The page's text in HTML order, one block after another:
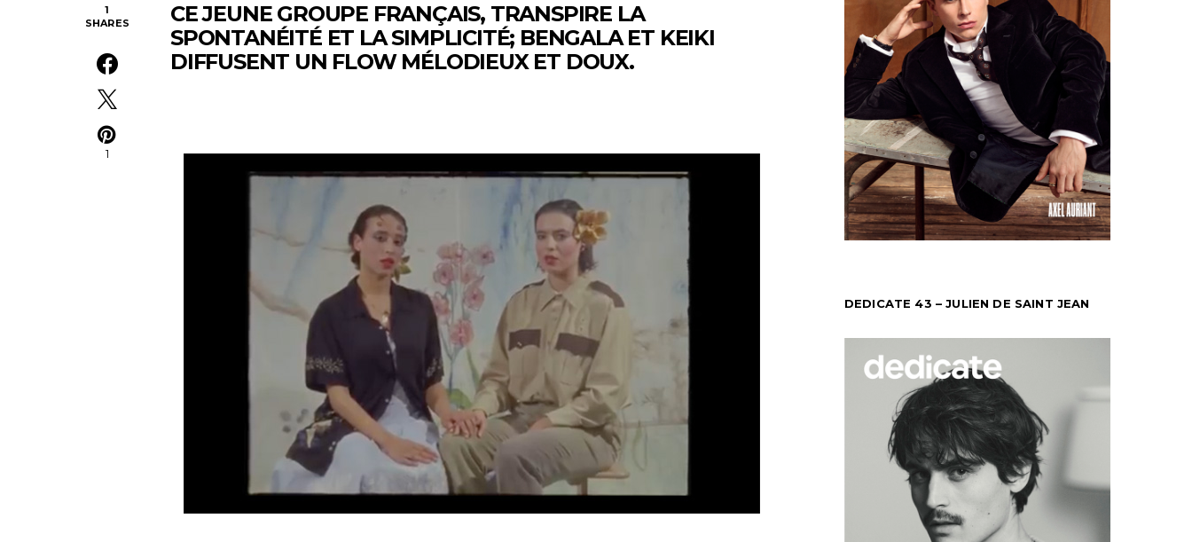
1
SHARES
1
CE JEUNE GROUPE FRANÇAIS, TRANSPIRE LA
SPONTANÉITÉ ET LA SIMPLICITÉ; BENGALA ET KEIKI
DIFFUSENT UN FLOW MÉLODIEUX ET DOUX.
DEDICATE 43 – JULIEN DE SAINT JEAN